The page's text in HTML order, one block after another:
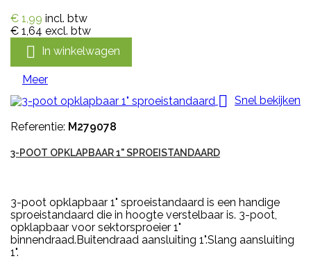
€ 1,99 incl. btw
€ 1,64 excl. btw
 In winkelwagen
Meer
 Snel bekijken
Referentie: M279078
3-POOT OPKLAPBAAR 1" SPROEISTANDAARD
3-poot opklapbaar 1" sproeistandaard is een handige
sproeistandaard die in hoogte verstelbaar is. 3-poot,
opklapbaar voor sektorsproeier 1"
binnendraad.Buitendraad aansluiting 1".Slang aansluiting
1".